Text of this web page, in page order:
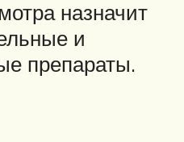
назначит
и
препараты.